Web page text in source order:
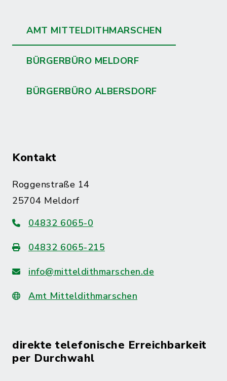
AMT MITTELDITHMARSCHEN
BÜRGERBÜRO MELDORF
BÜRGERBÜRO ALBERSDORF
Kontakt
Roggenstraße 14
25704 Meldorf
04832 6065-0
04832 6065-215
info@mitteldithmarschen.de
Amt Mitteldithmarschen
direkte telefonische Erreichbarkeit
per Durchwahl